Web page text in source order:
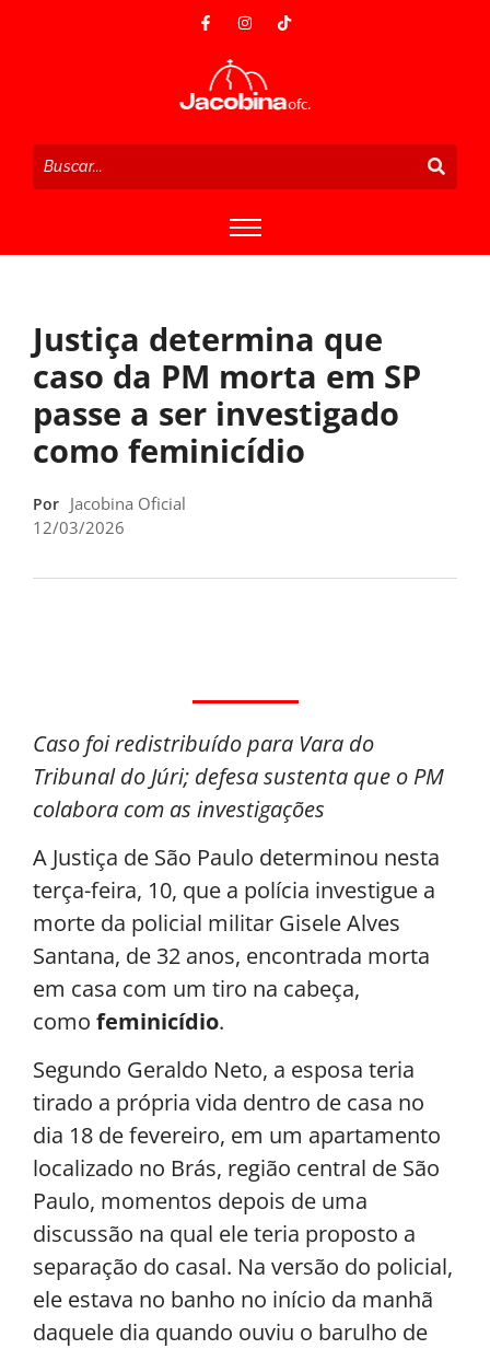
Justiça determina que
caso da PM morta em SP
passe a ser investigado
como feminicídio
Por Jacobina Oficial
12/03/2026
Caso foi redistribuído para Vara do
Tribunal do Júri; defesa sustenta que o PM
colabora com as investigações
A Justiça de São Paulo determinou nesta
terça-feira, 10, que a polícia investigue a
morte da policial militar Gisele Alves
Santana, de 32 anos, encontrada morta
em casa com um tiro na cabeça,
como feminicídio.
Segundo Geraldo Neto, a esposa teria
tirado a própria vida dentro de casa no
dia 18 de fevereiro, em um apartamento
localizado no Brás, região central de São
Paulo, momentos depois de uma
discussão na qual ele teria proposto a
separação do casal. Na versão do policial,
ele estava no banho no início da manhã
daquele dia quando ouviu o barulho de